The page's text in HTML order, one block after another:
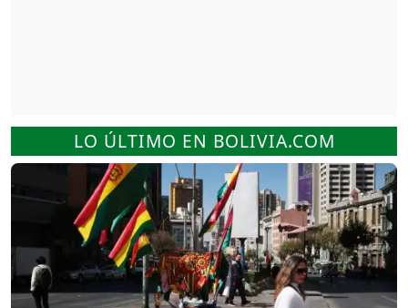
LO ÚLTIMO EN BOLIVIA.COM